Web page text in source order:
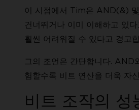
이 시점에서 Tim은 AND(&)
건너뛰거나 이미 이해하고 있
훨씬 어려워질 수 있다고 경고
그의 조언은 간단합니다. AND
험할수록 비트 연산을 더욱 자
비트 조작의 성